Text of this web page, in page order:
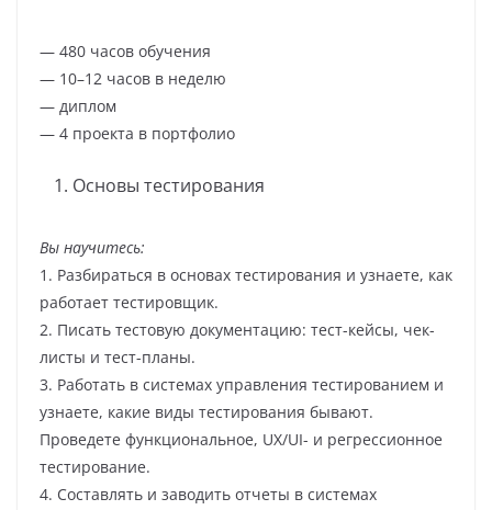
— 480 часов обучения
— 10–12 часов в неделю
— диплом
— 4 проекта в портфолио
Основы тестирования
Вы научитесь:
1. Разбираться в основах тестирования и узнаете, как
работает тестировщик.
2. Писать тестовую документацию: тест-кейсы, чек-
листы и тест-планы.
3. Работать в системах управления тестированием и
узнаете, какие виды тестирования бывают.
Проведете функциональное, UX/UI- и регрессионное
тестирование.
4. Составлять и заводить отчеты в системах